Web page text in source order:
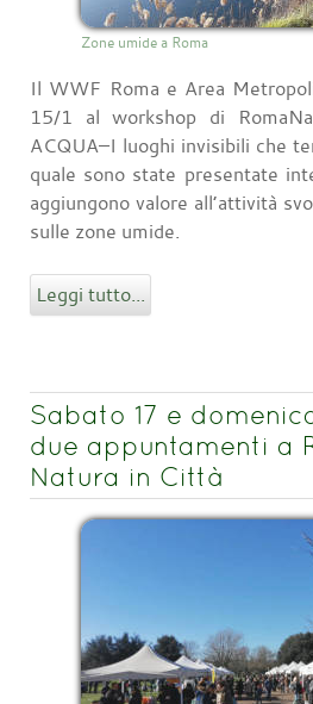
Zone umide a Roma
Il WWF Roma e Area
15/1 al workshop di
ACQUA–I luoghi invisibili che
quale sono state presentate
aggiungono valore all’attività
sulle zone umide.
Leggi tutto...
Sabato 17 e
due appuntamenti a
Natura in Città